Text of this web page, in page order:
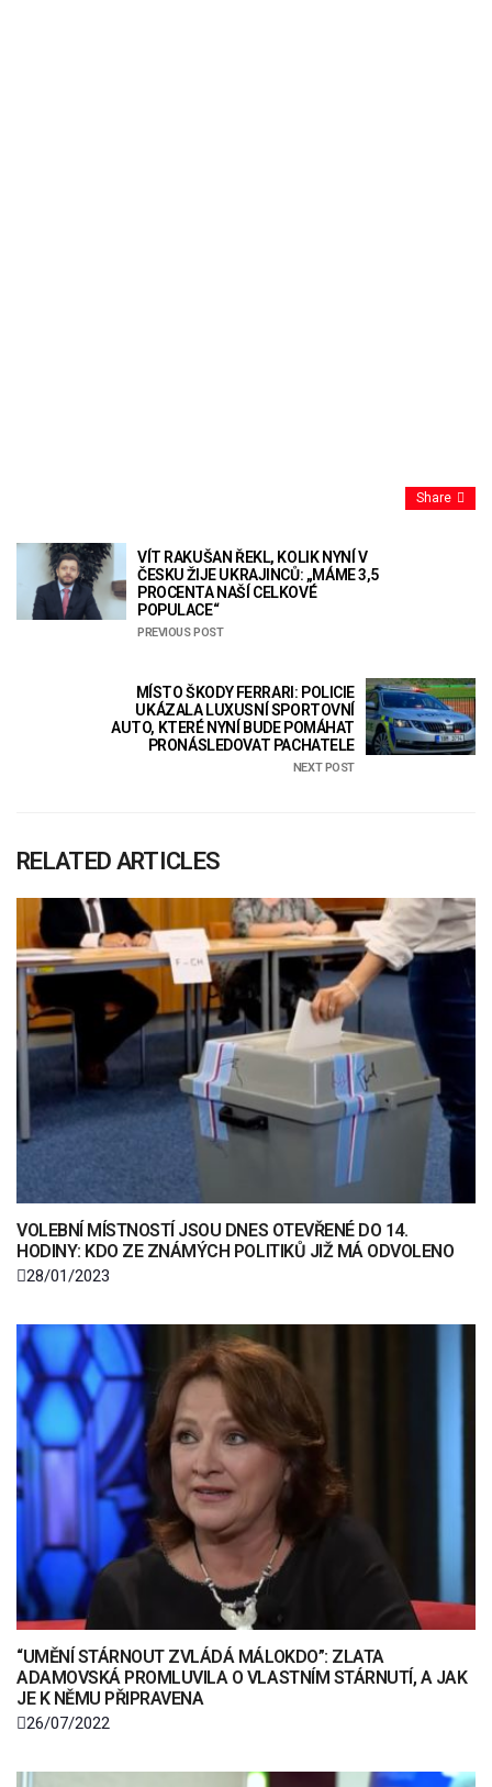
Share
VÍT RAKUŠAN ŘEKL, KOLIK NYNÍ V
ČESKU ŽIJE UKRAJINCŮ: „MÁME 3,5
PROCENTA NAŠÍ CELKOVÉ
POPULACE“
PREVIOUS POST
MÍSTO ŠKODY FERRARI: POLICIE
UKÁZALA LUXUSNÍ SPORTOVNÍ
AUTO, KTERÉ NYNÍ BUDE POMÁHAT
PRONÁSLEDOVAT PACHATELE
NEXT POST
RELATED ARTICLES
VOLEBNÍ MÍSTNOSTÍ JSOU DNES OTEVŘENÉ DO 14.
HODINY: KDO ZE ZNÁMÝCH POLITIKŮ JIŽ MÁ ODVOLENO
28/01/2023
“UMĚNÍ STÁRNOUT ZVLÁDÁ MÁLOKDO”: ZLATA
ADAMOVSKÁ PROMLUVILA O VLASTNÍM STÁRNUTÍ, A JAK
JE K NĚMU PŘIPRAVENA
26/07/2022